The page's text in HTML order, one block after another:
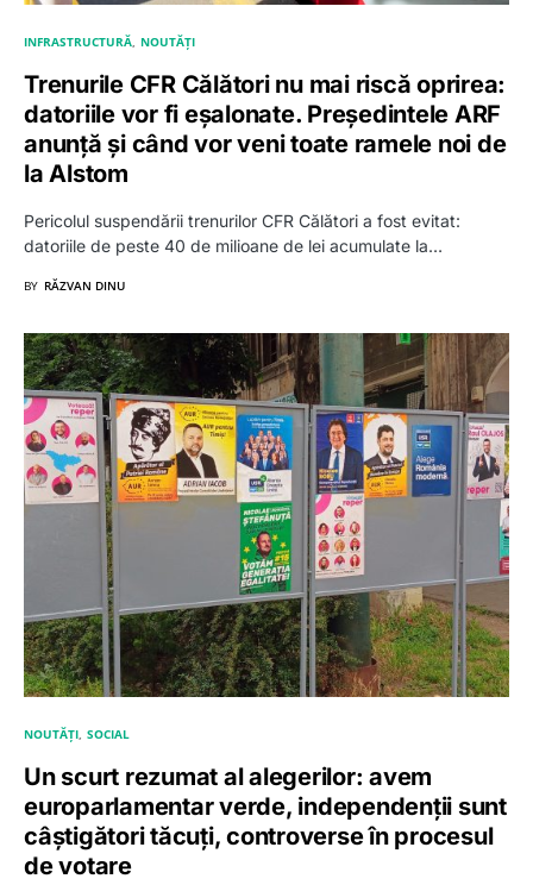
INFRASTRUCTURĂ NOUTĂȚI
Trenurile CFR Călători nu mai riscă oprirea:
datoriile vor fi eșalonate. Președintele ARF
anunță și când vor veni toate ramele noi de
la Alstom
Pericolul suspendării trenurilor CFR Călători a fost evitat:
datoriile de peste 40 de milioane de lei acumulate la…
BY RĂZVAN DINU
NOUTĂȚI SOCIAL
Un scurt rezumat al alegerilor: avem
europarlamentar verde, independenții sunt
câștigători tăcuți, controverse în procesul
de votare